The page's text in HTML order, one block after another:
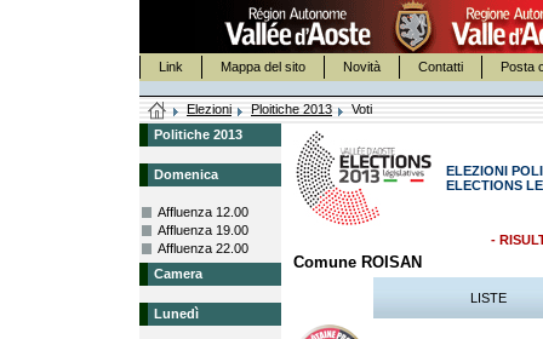
Link Mappa del sito Novità Contatti Posta
Elezioni Ploitiche 2013
Voti
Politiche 2013
Domenica
Affluenza 12.00
Affluenza 19.00
Affluenza 22.00
Camera
Lunedì
ELEZIONI
ELECTIONS
-
Comune ROISAN
LISTE